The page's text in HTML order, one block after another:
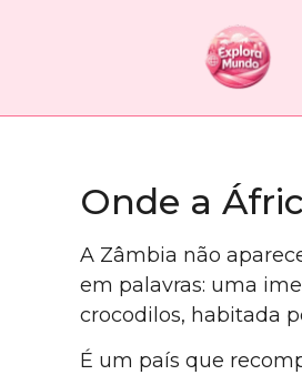
Onde a
A Zâmbia não
em palavras: uma
crocodilos, habitada
É um país que